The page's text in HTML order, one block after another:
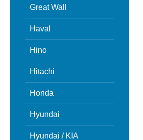
Great Wall
Haval
Hino
Hitachi
Honda
Hyundai
Hyundai / KIA